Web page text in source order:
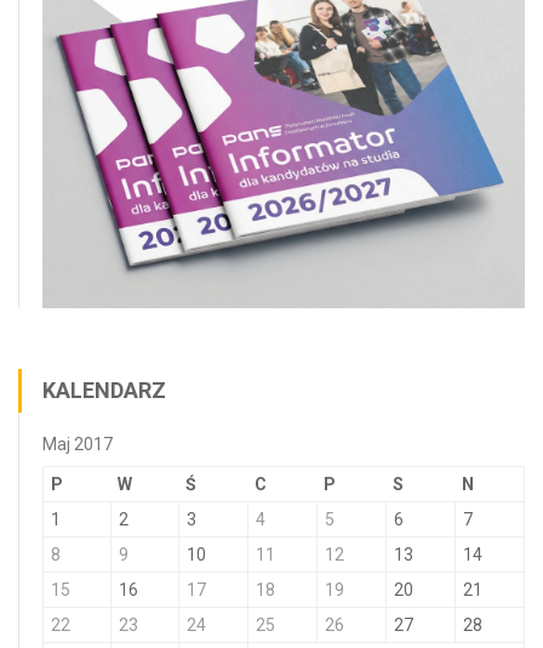
KALENDARZ
Maj 2017
P W Ś C P S
N
1
2 3 4 5 6
7
8
9 10 11 12 13
14
15
16 17 18 19 20
21
22
23 24 25 26 27 28